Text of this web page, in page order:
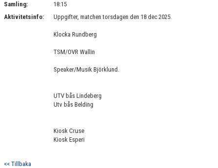
Samling:
18:15
Aktivitetsinfo:
Uppgifter, matchen torsdagen den 18 dec 2025.
Klocka Rundberg
TSM/OVR Wallin
Speaker/Musik Björklund.
UTV bås Lindeberg
Utv bås Belding
Kiosk Cruse
Kiosk Esperi
<< Tillbaka